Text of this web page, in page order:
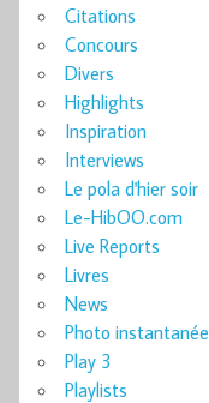
Citations
Concours
Divers
Highlights
Inspiration
Interviews
Le pola d'hier soir
Le-HibOO.com
Live Reports
Livres
News
Photo instantanée
Play 3
Playlists